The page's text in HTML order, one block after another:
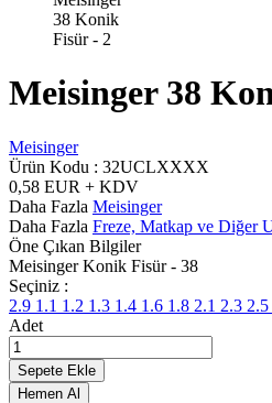
Meisinger 38
Meisinger
Ürün Kodu : 32UCLXXXX
0,58 EUR + KDV
Daha Fazla Meisinger
Daha Fazla Freze, Matkap ve Diğer
Öne Çıkan Bilgiler
Meisinger Konik Fisür - 38
Seçiniz :
2.9 1.1 1.2 1.3 1.4 1.6 1.8 2.1 2.3 2.5
Adet
Sepete Ekle
Hemen Al